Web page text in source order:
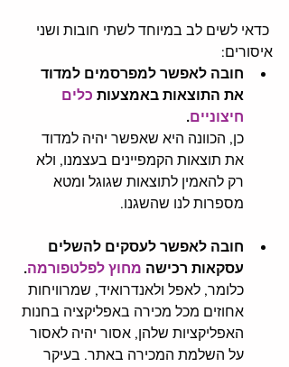
כדאי לשים לב במיוחד לשתי חובות ושני
איסורים:
חובה לאפשר למפרסמים למדוד
את התוצאות באמצעות כלים
חיצוניים.
כן, הכוונה היא שאפשר יהיה למדוד
את תוצאות הקמפיינים בעצמנו, ולא
רק להאמין לתוצאות שגוגל ומטא
מספרות לנו שהשגנו.
חובה לאפשר לעסקים להשלים
עסקאות רכישה מחוץ לפלטפורמה.
כלומר, לאפל ולאנדרואיד, שמרוויחות
אחוזים מכל מכירה באפליקציה בחנות
האפליקציות שלהן, אסור יהיה לאסור
על השלמת המכירה באתר. בעיקר